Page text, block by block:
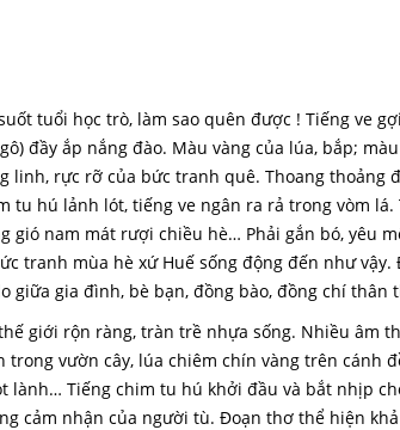
tuổi học trò, làm sao quên được ! Tiếng ve
đầy ắp nắng đào. Màu vàng của lúa, bắp;
linh, rực rỡ của bức tranh quê. Thoang thoảng
tu hú lảnh lót, tiếng ve ngân ra rả trong vòm
gió nam mát rượi chiều hè… Phải gắn bó, yêu
tranh mùa hè xứ Huế sống động đến như vậy.
gia đình, bè bạn, đồng bào, đồng chí thân
giới rộn ràng, tràn trề nhựa sống. Nhiều âm
vườn cây, lúa chiêm chín vàng trên cánh
lành… Tiếng chim tu hú khởi đầu và bắt nhịp
cảm nhận của người tù. Đoạn thơ thể hiện